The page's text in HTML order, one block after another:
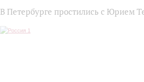
В Петербурге простились с Юрием